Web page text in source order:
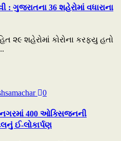
ગુજરાતના 36 શહેરોમાં વધારાના
૨૯ શહેરોમાં કોરોના કરફ્યુ હતો
0
400 ઓક્સિજનની
ઈ-લોકાર્પણ